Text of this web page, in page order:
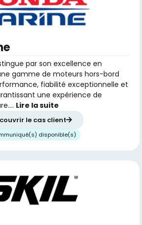
par son excellence en
gamme de moteurs hors-bord
fiabilité exceptionnelle et
une expérience de
Lire la suite
le cas client
disponible(s)